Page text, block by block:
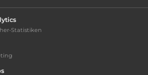
Stadtmauer, North Abbey.
Statistiken